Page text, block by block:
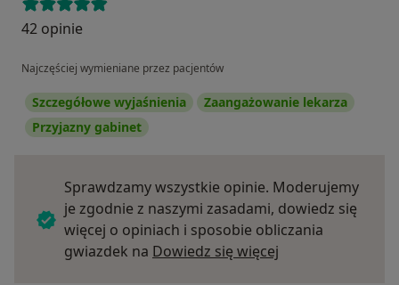
42 opinie
Najczęściej wymieniane przez pacjentów
Szczegółowe wyjaśnienia
Zaangażowanie lekarza
Przyjazny gabinet
Sprawdzamy wszystkie opinie. Moderujemy
je zgodnie z naszymi zasadami, dowiedz się
więcej o opiniach i sposobie obliczania
gwiazdek na Dowiedz się więcej